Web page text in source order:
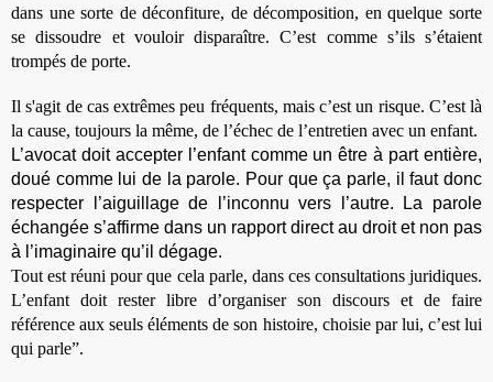
dans une sorte de déconfiture, de décomposition, en quelque sorte
se dissoudre et vouloir disparaître. C’est comme s’ils s’étaient
trompés de porte.
Il s'agit de cas extrêmes peu fréquents, mais c’est un risque. C’est là
la cause, toujours la même, de l’échec de l’entretien avec un enfant.
L’avocat doit accepter l’enfant comme un être à part entière,
doué comme lui de la parole. Pour que ça parle, il faut donc
respecter l’aiguillage de l’inconnu vers l’autre. La parole
échangée s’affirme dans un rapport direct au droit et non pas
à l’imaginaire qu’il dégage.
Tout est réuni pour que cela parle, dans ces consultations juridiques.
L’enfant doit rester libre d’organiser son discours et de faire
référence aux seuls éléments de son histoire, choisie par lui, c’est lui
qui parle”.